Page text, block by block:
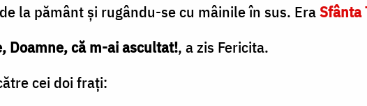
la pământ şi rugându-se cu mâinile în sus. EraSfânta
Doamne, că m-ai ascultat!, a zis Fericita.
cei doi fraţi: